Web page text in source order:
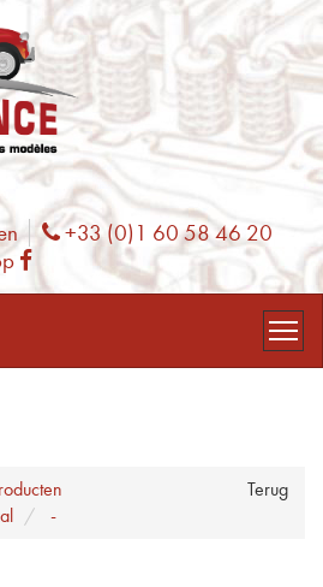
Phone
+33 (0)1 60 58 46 20
Facebook
Terug
-